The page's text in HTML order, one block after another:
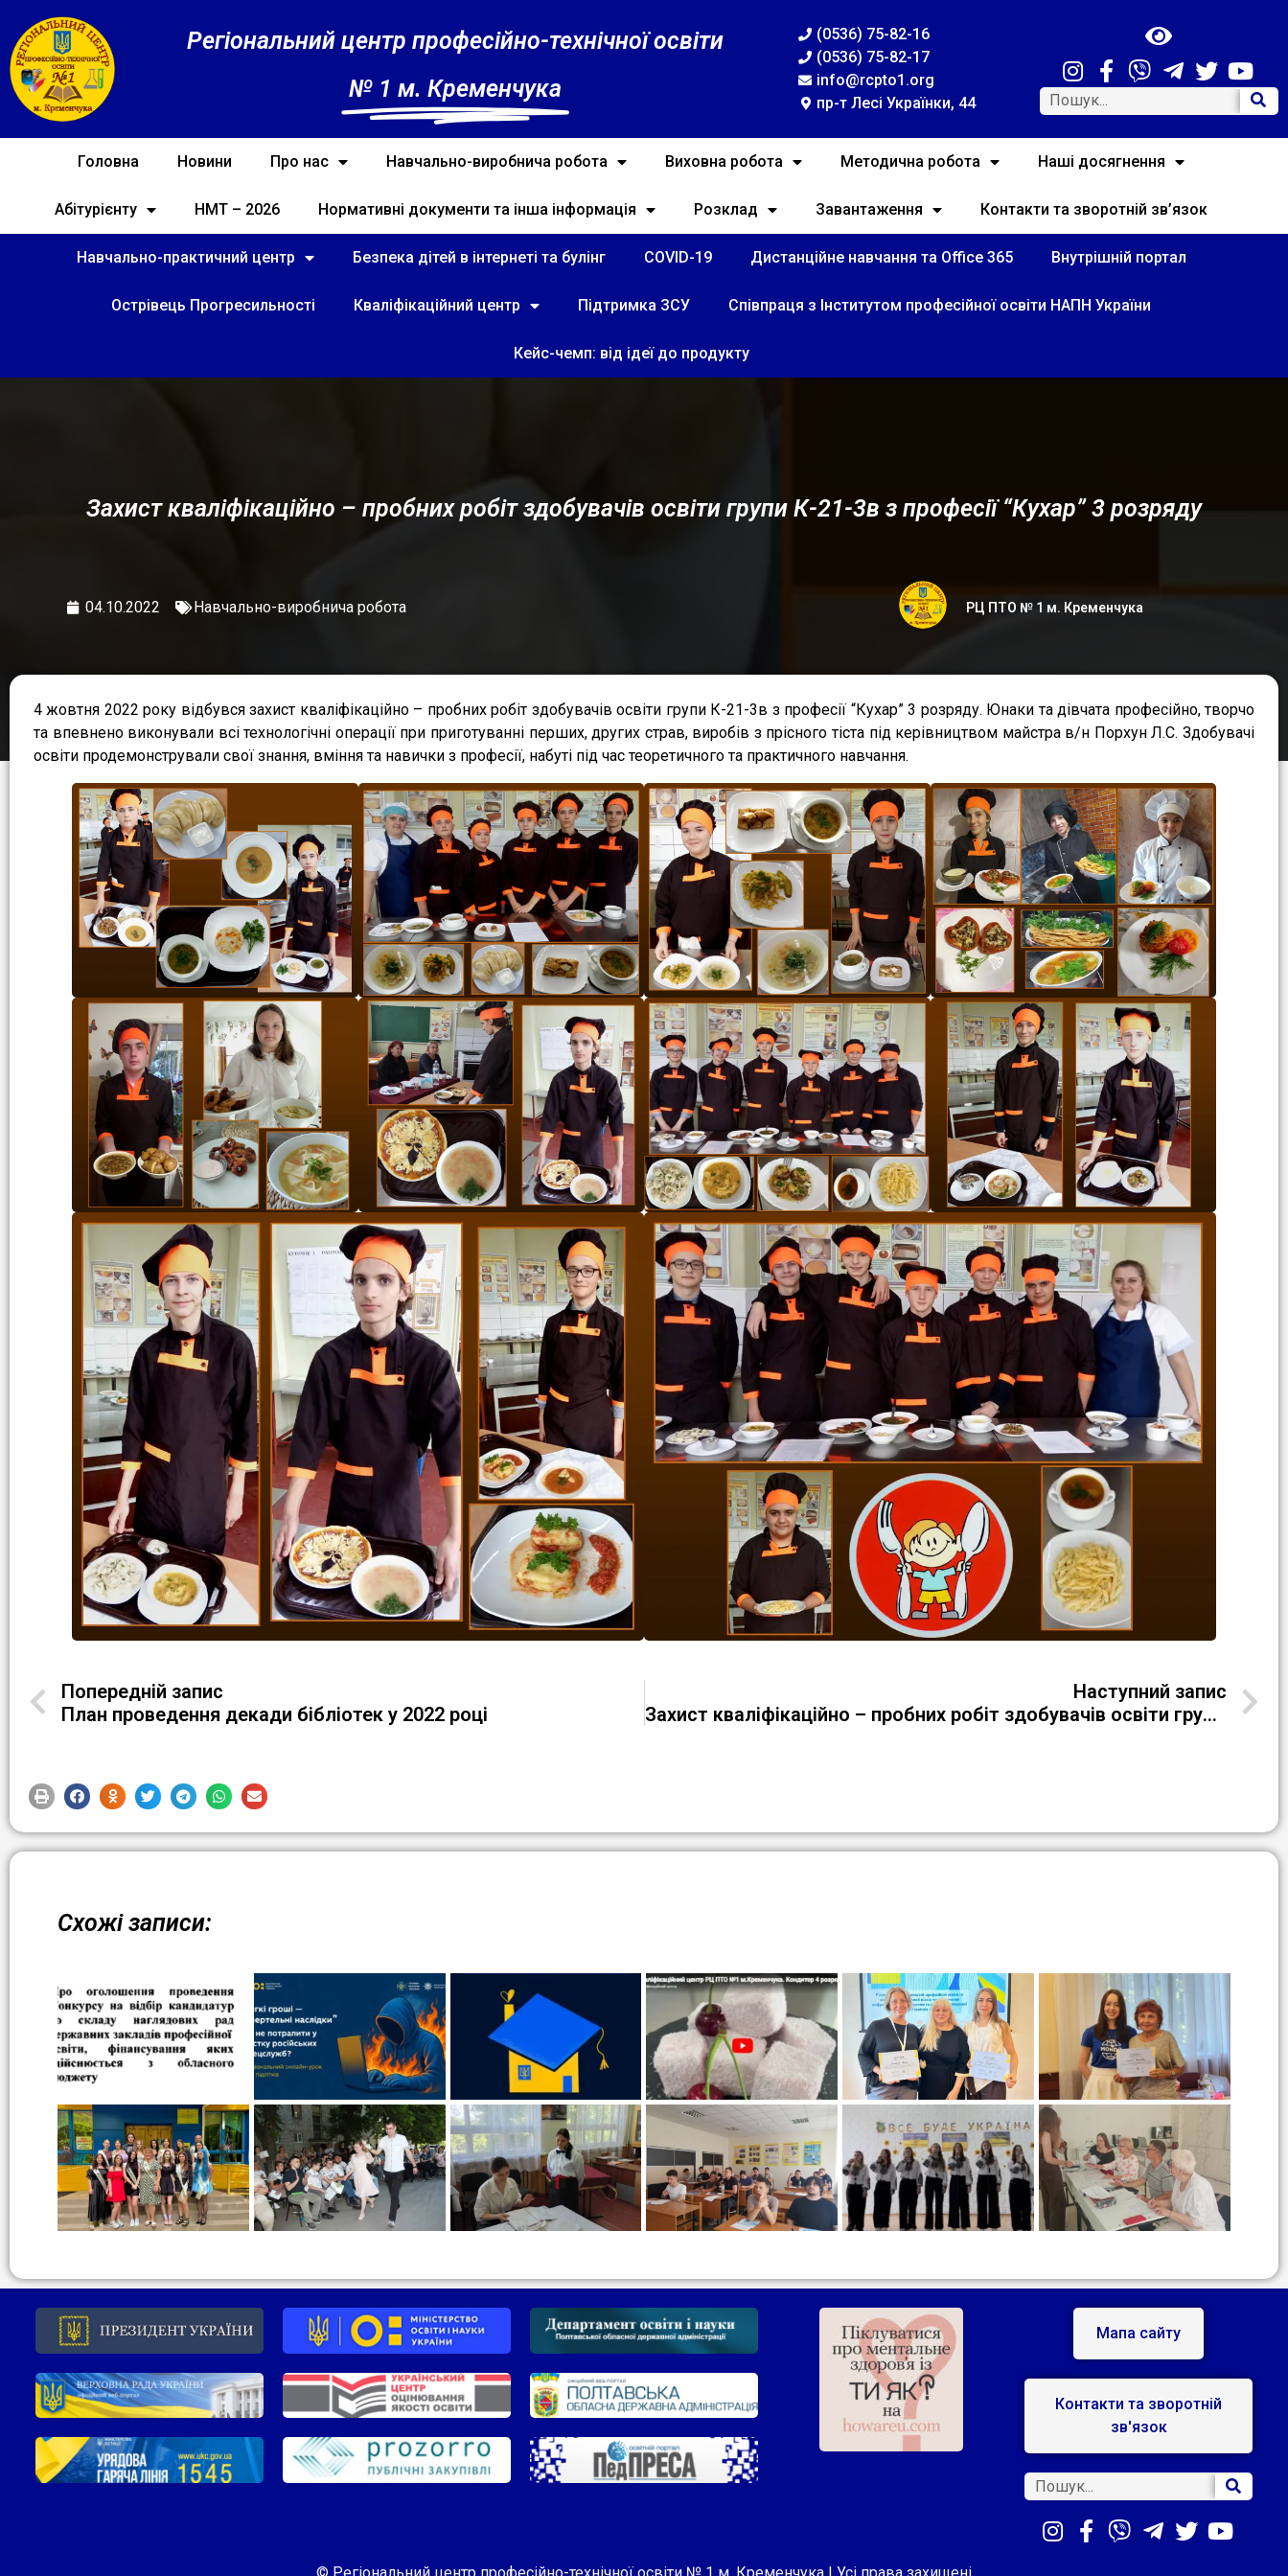
Регіональний центр професійно-технічної освіти
№ 1 м. Кременчука
(0536) 75-82-16
(0536) 75-82-17
info@rcpto1.org
пр-т Лесі Українки, 44
Головна Новини Про нас Навчально-виробнича робота Виховна робота Методична робота Наші досягнення
Абітурієнту НМТ – 2026 Нормативні документи та інша інформація Розклад Завантаження Контакти та зворотній зв’язок
Навчально-практичний центр Безпека дітей в інтернеті та булінг COVID-19 Дистанційне навчання та Office 365 Внутрішній портал
Острівець Прогресильності Кваліфікаційний центр Підтримка ЗСУ Співпраця з Інститутом професійної освіти НАПН України
Кейс-чемп: від ідеї до продукту
Захист кваліфікаційно – пробних робіт здобувачів освіти групи К-21-3в з професії “Кухар” 3 розряду
04.10.2022 Навчально-виробнича робота РЦ ПТО № 1 м. Кременчука
4 жовтня 2022 року відбувся захист кваліфікаційно – пробних робіт здобувачів освіти групи К-21-3в з професії “Кухар” 3 розряду. Юнаки та дівчата професійно, творчо
та впевнено виконували всі технологічні операції при приготуванні перших, других страв, виробів з прісного тіста під керівництвом майстра в/н Порхун Л.С. Здобувачі
освіти продемонстрували свої знання, вміння та навички з професії, набуті під час теоретичного та практичного навчання.
Попередній запис
План проведення декади бібліотек у 2022 році
Наступний запис
Захист кваліфікаційно – пробних робіт здобувачів освіти групи К-20-3в з професії “Кухар” 4 розряду
Схожі записи:
Мапа сайту
Контакти та зворотній
зв'язок